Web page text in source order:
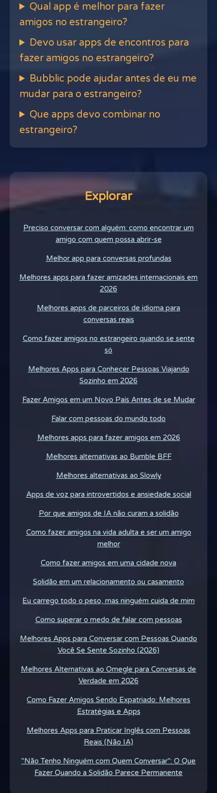
Qual app é melhor para fazer
amigos no estrangeiro?
Devo usar apps de encontros para
fazer amigos no estrangeiro?
Bubblic pode ajudar antes de eu me
mudar para o estrangeiro?
Que apps devo combinar no
estrangeiro?
Explorar
Preciso conversar com alguém: como encontrar um
amigo com quem possa abrir-se
Melhor app para conversas profundas
Melhores apps para fazer amizades internacionais em
2026
Melhores apps de parceiros de idioma para
conversas reais
Como fazer amigos no estrangeiro quando se sente
só
Melhores Apps para Conhecer Pessoas Viajando
Sozinho em 2026
Fazer Amigos em um Novo País Antes de se Mudar
Falar com pessoas do mundo todo
Melhores apps para fazer amigos em 2026
Melhores alternativas ao Bumble BFF
Melhores alternativas ao Slowly
Apps de voz para introvertidos e ansiedade social
Por que amigos de IA não curam a solidão
Como fazer amigos na vida adulta e ser um amigo
melhor
Como fazer amigos em uma cidade nova
Solidão em um relacionamento ou casamento
Eu carrego todo o peso, mas ninguém cuida de mim
Como superar o medo de falar com pessoas
Melhores Apps para Conversar com Pessoas Quando
Você Se Sente Sozinho (2026)
Melhores Alternativas ao Omegle para Conversas de
Verdade em 2026
Como Fazer Amigos Sendo Expatriado: Melhores
Estratégias e Apps
Melhores Apps para Praticar Inglês com Pessoas
Reais (Não IA)
"Não Tenho Ninguém com Quem Conversar": O Que
Fazer Quando a Solidão Parece Permanente